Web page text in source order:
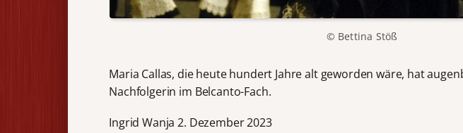
© Bettina Stöß
Maria Callas, die heute hundert Jahre alt geworden wäre, hat
Nachfolgerin im Belcanto-Fach.
Ingrid Wanja 2. Dezember 2023